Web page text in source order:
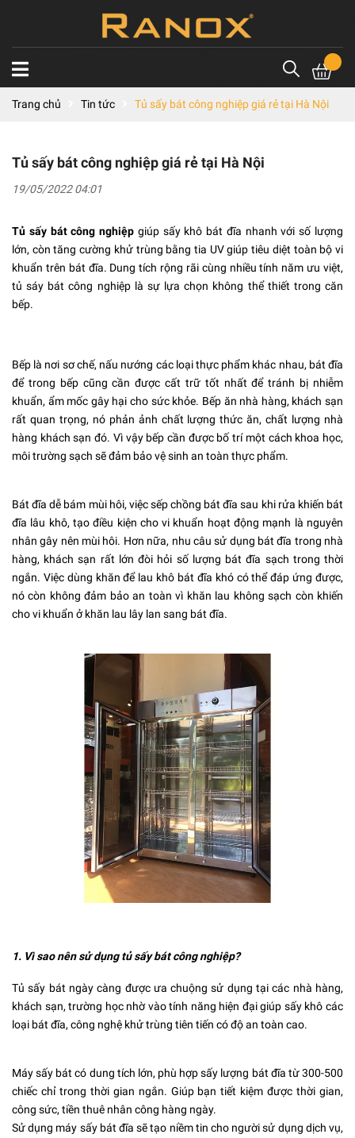
Trang chủ Tin tức Tủ sấy bát công nghiệp giá rẻ tại Hà Nội
Tủ sấy bát công nghiệp giá rẻ tại Hà Nội
19/05/2022 04:01
Tủ sấy bát công nghiệp giúp sấy khô bát đĩa nhanh với số lượng
lớn, còn tăng cường khử trùng bằng tia UV giúp tiêu diệt toàn bộ vi
khuẩn trên bát đĩa. Dung tích rộng rãi cùng nhiều tính năm ưu việt,
tủ sáy bát công nghiệp là sự lựa chọn không thể thiết trong căn
bếp.
Bếp là nơi sơ chế, nấu nướng các loại thực phẩm khác nhau, bát đĩa
để trong bếp cũng cần được cất trữ tốt nhất để tránh bị nhiễm
khuẩn, ẩm mốc gây hại cho sức khỏe. Bếp ăn nhà hàng, khách sạn
rất quan trọng, nó phản ảnh chất lượng thức ăn, chất lượng nhà
hàng khách sạn đó. Vì vậy bếp cần được bố trí một cách khoa học,
môi trường sạch sẽ đảm bảo vệ sinh an toàn thực phẩm.
Bát đĩa dễ bám mùi hôi, việc sếp chồng bát đĩa sau khi rửa khiến bát
đĩa lâu khô, tạo điều kiện cho vi khuẩn hoạt động mạnh là nguyên
nhân gây nên mùi hôi. Hơn nữa, nhu câu sử dụng bát đĩa trong nhà
hàng, khách sạn rất lớn đòi hỏi số lượng bát đĩa sạch trong thời
ngắn. Việc dùng khăn để lau khô bát đĩa khó có thể đáp ứng được,
nó còn không đảm bảo an toàn vì khăn lau không sạch còn khiến
cho vi khuẩn ở khăn lau lây lan sang bát đĩa.
1. Vì sao nên sử dụng tủ sấy bát công nghiệp?
Tủ sấy bát ngày càng được ưa chuộng sử dụng tại các nhà hàng,
khách sạn, trường học nhờ vào tính năng hiện đại giúp sấy khô các
loại bát đĩa, công nghệ khử trùng tiên tiến có độ an toàn cao.
Máy sấy bát có dung tích lớn, phù hợp sấy lượng bát đĩa từ 300-500
chiếc chỉ trong thời gian ngắn. Giúp bạn tiết kiệm được thời gian,
công sức, tiền thuê nhân công hàng ngày.
Sử dụng máy sấy bát đĩa sẽ tạo niềm tin cho người sử dụng dịch vụ,